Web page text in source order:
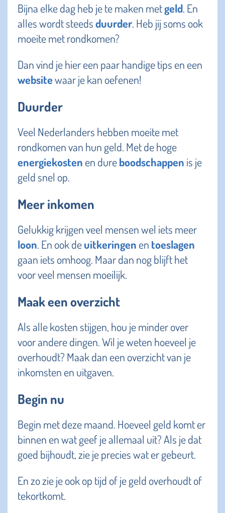
Bijna elke dag heb je te maken metgeld. En
alles wordt steedsduurder. Heb jij soms ook
moeite met rondkomen?
Dan vind je hier een paar handige tips en een
websitewaar je kan oefenen!
Duurder
Veel Nederlanders hebben moeite met
rondkomen van hun geld. Met de hoge
energiekosten en dureboodschappen is je
geld snel op.
Meer inkomen
Gelukkig krijgen veel mensen wel iets meer
loon. En ook deuitkeringen en toeslagen
gaan iets omhoog. Maar dan nog blijft het
voor veel mensen moeilijk.
Maak een overzicht
Als alle kosten stijgen, hou je minder over
voor andere dingen. Wil je weten hoeveel je
overhoudt? Maak dan een overzicht van je
inkomsten en uitgaven.
Begin nu
Begin met deze maand. Hoeveel geld komt er
binnen en wat geef je allemaal uit? Als je dat
goed bijhoudt, zie je precies wat er gebeurt.
En zo zie je ook op tijd of je geld overhoudt of
tekortkomt.